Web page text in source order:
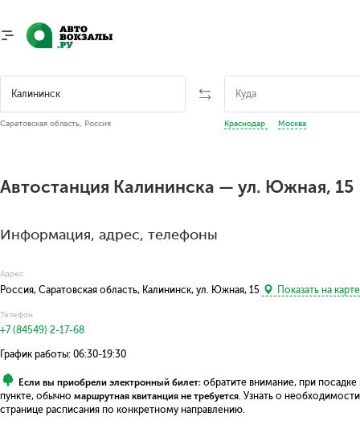
Саратовская область, Россия Краснодар Москва
Автостанция Калининска — ул. Южная, 15
Информация, адрес, телефоны
Адрес
Россия, Саратовская область, Калининск, ул. Южная, 15 Показать на карте
Телефон
+7 (84549) 2-17-68
График работы: 06:30-19:30
Если вы приобрели электронный билет: обратите внимание, при
пункте, обычно маршрутная квитанция не требуется. Узнать о
странице расписания по конкретному направлению.